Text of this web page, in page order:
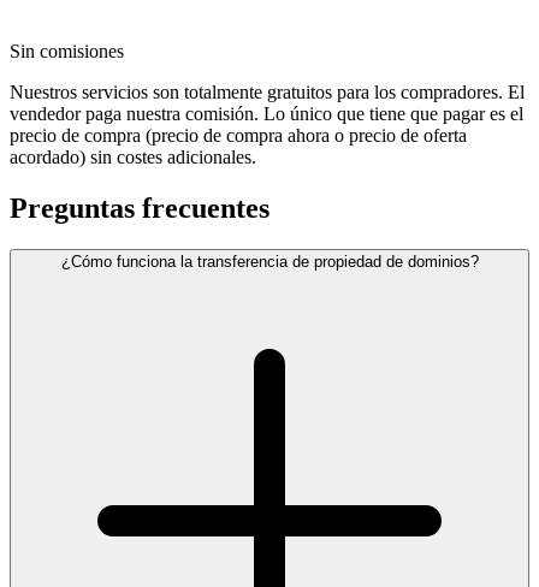
Sin comisiones
Nuestros servicios son totalmente gratuitos para los compradores. El
vendedor paga nuestra comisión. Lo único que tiene que pagar es el
precio de compra (precio de compra ahora o precio de oferta
acordado) sin costes adicionales.
Preguntas frecuentes
¿Cómo funciona la transferencia de propiedad de dominios?